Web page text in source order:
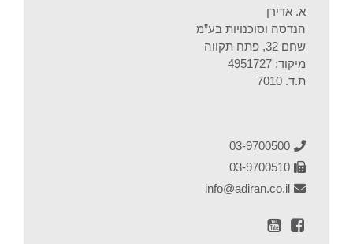
א. אדירן
הנדסה וסוכנויות בע”מ
שחם 32, פתח תקווה
מיקוד: 4951727
ת.ד. 7010
03-9700500
03-9700510
info@adiran.co.il